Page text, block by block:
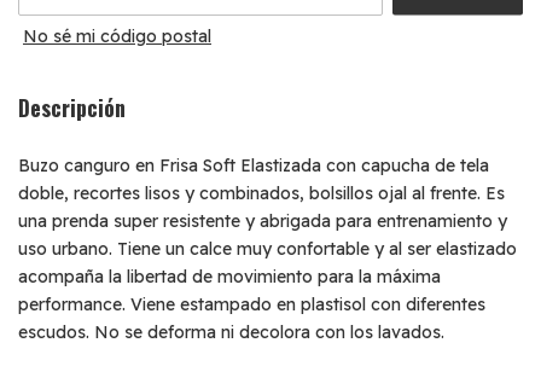
No sé mi código postal
Descripción
Buzo canguro en Frisa Soft Elastizada con capucha de tela
doble, recortes lisos y combinados, bolsillos ojal al frente. Es
una prenda super resistente y abrigada para entrenamiento y
uso urbano. Tiene un calce muy confortable y al ser elastizado
acompaña la libertad de movimiento para la máxima
performance. Viene estampado en plastisol con diferentes
escudos. No se deforma ni decolora con los lavados.